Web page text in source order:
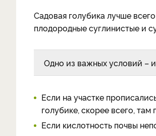
Садовая голубика лучше
плодородные суглинистые и
Одно из важных условий –
Если на участке
голубике, скорее всего, там
Если кислотность почвы